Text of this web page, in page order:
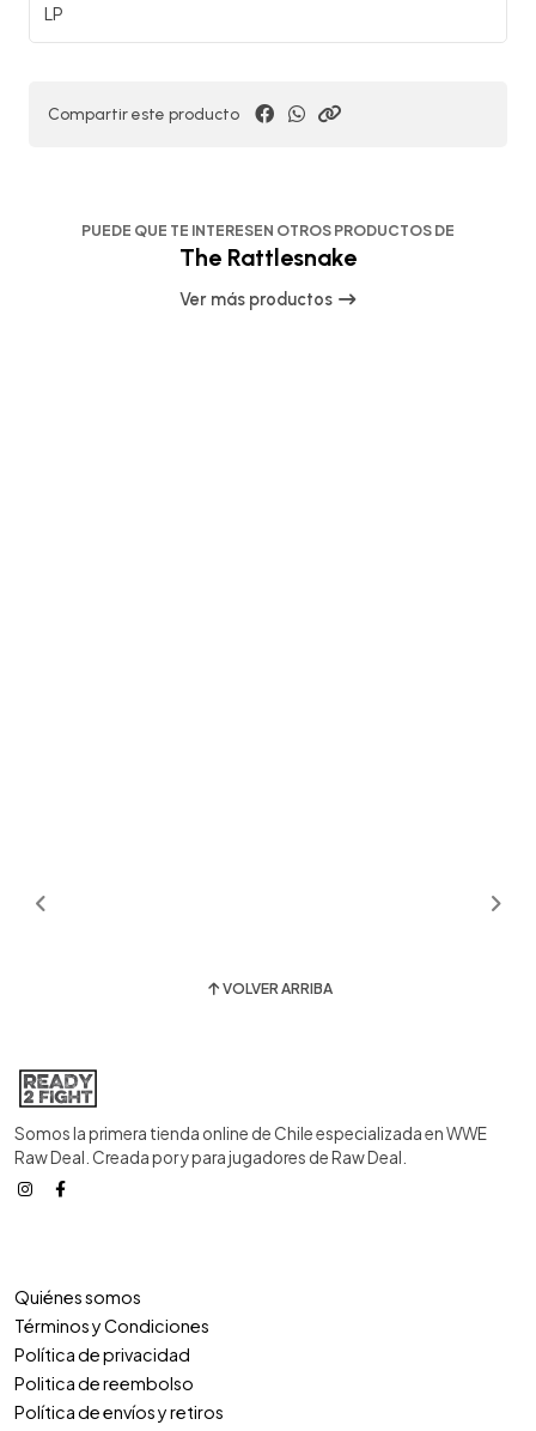
LP
Compartir este producto
PUEDE QUE TE INTERESEN OTROS PRODUCTOS DE
The Rattlesnake
Ver más productos
VOLVER ARRIBA
Somos la primera tienda online de Chile especializada en WWE
Raw Deal. Creada por y para jugadores de Raw Deal.
Quiénes somos
Términos y Condiciones
Política de privacidad
Politica de reembolso
Política de envíos y retiros